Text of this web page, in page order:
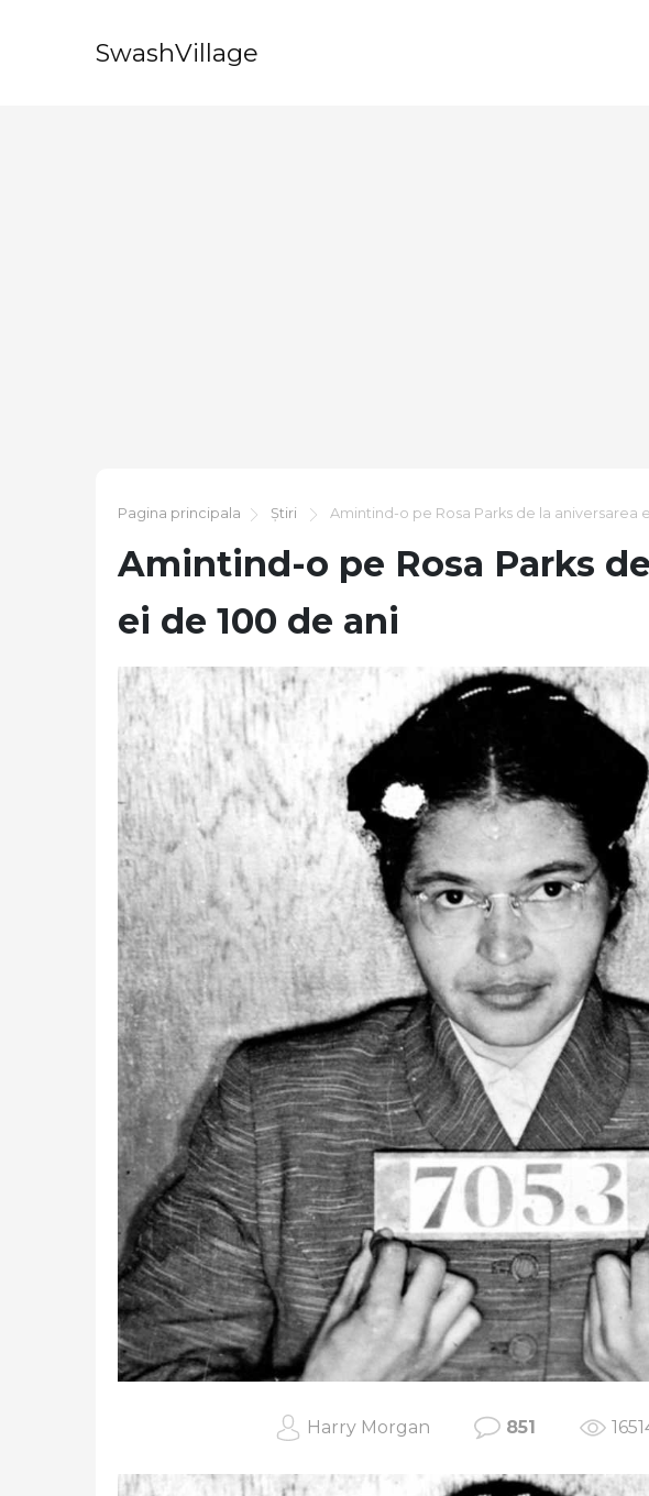
SwashVillage
Pagina principala Știri Amintind-o pe Rosa Parks de la aniversarea
Amintind-o pe Rosa Parks
ei de 100 de ani
Harry Morgan 851